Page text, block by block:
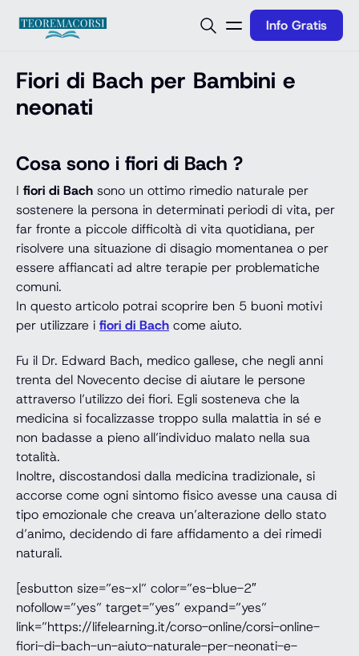
Info Gratis
Fiori di Bach per Bambini e
neonati
Cosa sono i fiori di Bach ?
I fiori di Bach sono un ottimo rimedio naturale per
sostenere la persona in determinati periodi di vita, per
far fronte a piccole difficoltà di vita quotidiana, per
risolvere una situazione di disagio momentanea o per
essere affiancati ad altre terapie per problematiche
comuni.
In questo articolo potrai scoprire ben 5 buoni motivi
per utilizzare i fiori di Bach come aiuto.
Fu il Dr. Edward Bach, medico gallese, che negli anni
trenta del Novecento decise di aiutare le persone
attraverso l’utilizzo dei fiori. Egli sosteneva che la
medicina si focalizzasse troppo sulla malattia in sé e
non badasse a pieno all’individuo malato nella sua
totalità.
Inoltre, discostandosi dalla medicina tradizionale, si
accorse come ogni sintomo fisico avesse una causa di
tipo emozionale che creava un’alterazione dello stato
d’animo, decidendo di fare affidamento a dei rimedi
naturali.
[esbutton size=”es-xl” color=”es-blue-2″
nofollow=”yes” target=”yes” expand=”yes”
link=”https://lifelearning.it/corso-online/corsi-online-
fiori-di-bach-un-aiuto-naturale-per-neonati-e-